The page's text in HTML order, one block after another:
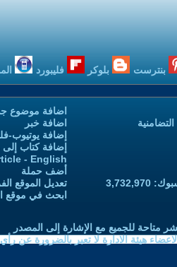
بنترست بلوكر فليبورد
اضافة موضوع
اضافة خبر
إضافة يوتيوب-
إضافة كتاب إلى
- English
أضف حملة
تعديل الموقع
ابحث في موقع
متاحة للجميع مع الإشارة إلى المصدر
هيئة الادارة لا تعبر بالضرورة عن